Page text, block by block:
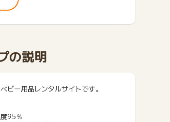
の説明
ビー用品レンタルサイトです。
95％